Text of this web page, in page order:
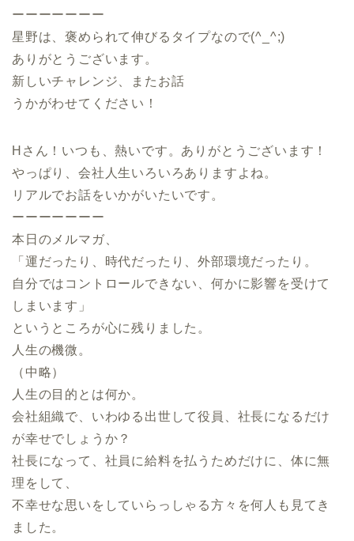
ーーーーーーー
星野は、褒められて伸びるタイプなので(^_^;)
ありがとうございます。
新しいチャレンジ、またお話
うかがわせてください！
Hさん！いつも、熱いです。ありがとうございます！
やっぱり、会社人生いろいろありますよね。
リアルでお話をいかがいたいです。
ーーーーーーー
本日のメルマガ、
「運だったり、時代だったり、外部環境だったり。
自分ではコントロールできない、何かに影響を受けて
しまいます」
というところが心に残りました。
人生の機微。
（中略）
人生の目的とは何か。
会社組織で、いわゆる出世して役員、社長になるだけ
が幸せでしょうか？
社長になって、社員に給料を払うためだけに、体に無
理をして、
不幸せな思いをしていらっしゃる方々を何人も見てき
ました。